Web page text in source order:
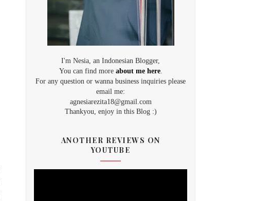
I'm Nesia, an Indonesian Blogger,
You can find more about me here.
For any question or wanna business inquiries please
email me:
agnesiarezita18@gmail.com
Thankyou, enjoy in this Blog :)
ANOTHER REVIEWS ON
YOUTUBE